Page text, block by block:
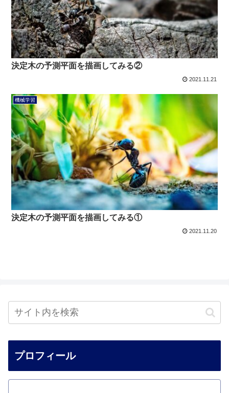
決定木の予測平面を描画してみる②
2021.11.21
機械学習
決定木の予測平面を描画してみる①
2021.11.20
プロフィール